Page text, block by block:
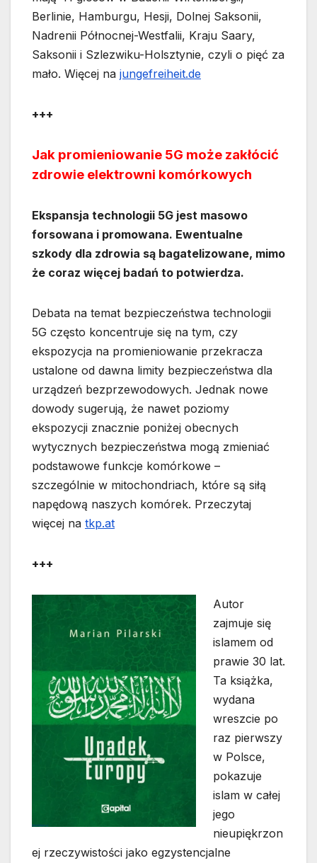
Berlinie, Hamburgu, Hesji, Dolnej Saksonii,
Nadrenii Północnej-Westfalii, Kraju Saary,
Saksonii i Szlezwiku-Holsztynie, czyli o pięć za
mało. Więcej na jungefreiheit.de
+++
Jak promieniowanie 5G może zakłócić
zdrowie elektrowni komórkowych
Ekspansja technologii 5G jest masowo
forsowana i promowana. Ewentualne
szkody dla zdrowia są bagatelizowane, mimo
że coraz więcej badań to potwierdza.
Debata na temat bezpieczeństwa technologii
5G często koncentruje się na tym, czy
ekspozycja na promieniowanie przekracza
ustalone od dawna limity bezpieczeństwa dla
urządzeń bezprzewodowych. Jednak nowe
dowody sugerują, że nawet poziomy
ekspozycji znacznie poniżej obecnych
wytycznych bezpieczeństwa mogą zmieniać
podstawowe funkcje komórkowe –
szczególnie w mitochondriach, które są siłą
napędową naszych komórek. Przeczytaj
więcej na tkp.at
+++
Autor
zajmuje się
islamem od
prawie 30 lat.
Ta książka,
wydana
wreszcie po
raz pierwszy
w Polsce,
pokazuje
islam w całej
jego
nieupiękrzon
ej rzeczywistości jako egzystencjalne